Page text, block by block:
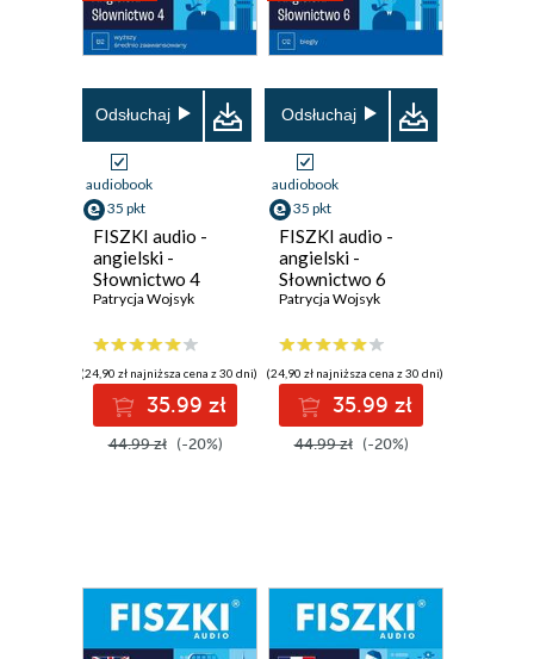
Odsłuchaj
audiobook
35 pkt
FISZKI audio -
angielski -
Słownictwo 4
Patrycja Wojsyk
(24,90 zł najniższa cena z 30 dni)
35.99 zł
44.99 zł (-20%)
Odsłuchaj
audiobook
35 pkt
FISZKI audio -
angielski -
Słownictwo 6
Patrycja Wojsyk
(24,90 zł najniższa cena z 30 dni)
35.99 zł
44.99 zł (-20%)